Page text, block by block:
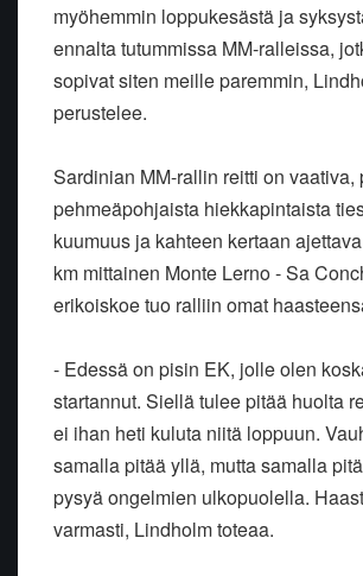
myöhemmin loppukesästä ja
ennalta tutummissa MM-ralleissa,
sopivat siten meille paremmin,
perustelee.
Sardinian MM-rallin reitti on vaativa,
pehmeäpohjaista hiekkapintaista
kuumuus ja kahteen kertaan
km mittainen Monte Lerno - Sa
erikoiskoe tuo ralliin omat
- Edessä on pisin EK, jolle olen
startannut. Siellä tulee pitää huolta
ei ihan heti kuluta niitä loppuun.
samalla pitää yllä, mutta samalla
pysyä ongelmien ulkopuolella.
varmasti, Lindholm toteaa.